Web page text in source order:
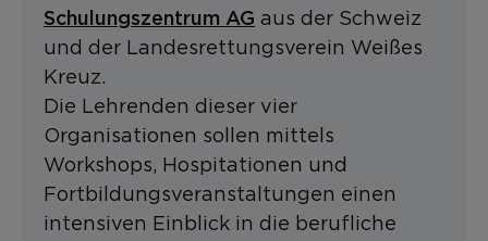
Schulungszentrum AG aus der Schweiz
und der Landesrettungsverein Weißes
Kreuz.
Die Lehrenden dieser vier
Organisationen sollen mittels
Workshops, Hospitationen und
Fortbildungsveranstaltungen einen
intensiven Einblick in die berufliche